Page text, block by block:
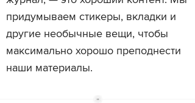
придумываем стикеры, вкладки и
другие необычные вещи, чтобы
максимально хорошо преподнести
наши материалы.